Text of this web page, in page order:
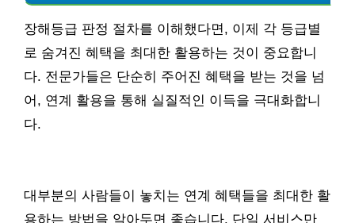
장해등급 판정 절차를 이해했다면, 이제 각 등급별
로 숨겨진 혜택을 최대한 활용하는 것이 중요합니
다. 전문가들은 단순히 주어진 혜택을 받는 것을 넘
어, 연계 활용을 통해 실질적인 이득을 극대화합니
다.
대부분의 사람들이 놓치는 연계 혜택들을 최대한 활
용하는 방법을 알아두면 좋습니다. 단일 서비스만